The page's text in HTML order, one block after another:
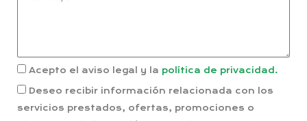
Acepto el aviso legal y la política de privacidad.
Deseo recibir información relacionada con los
servicios prestados, ofertas, promociones o